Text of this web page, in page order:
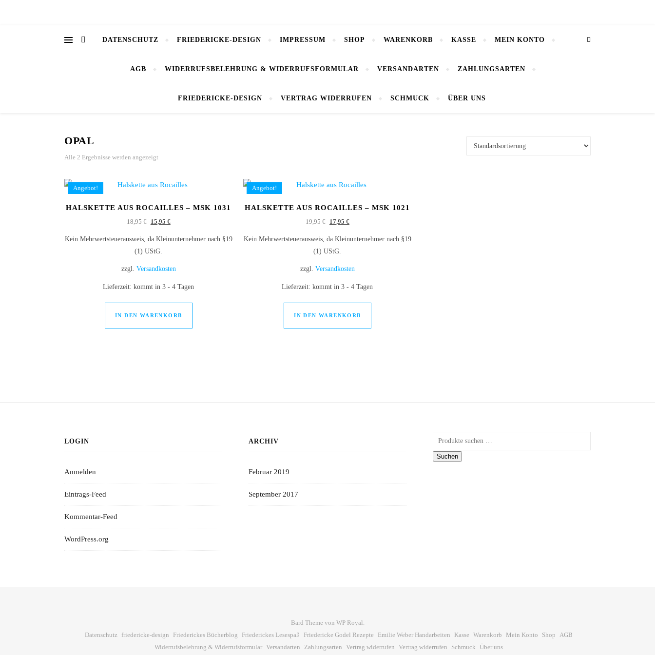
DATENSCHUTZ FRIEDERICKE-DESIGN IMPRESSUM SHOP WARENKORB KASSE MEIN KONTO
AGB WIDERRUFSBELEHRUNG & WIDERRUFSFORMULAR VERSANDARTEN ZAHLUNGSARTEN
FRIEDERICKE-DESIGN VERTRAG WIDERRUFEN SCHMUCK ÜBER UNS
OPAL
Alle 2 Ergebnisse werden angezeigt
Angebot!
HALSKETTE AUS ROCAILLES – MSK 1031
18,95€ Ursprünglicher Preis war: 18,95 €
15,95 €Aktueller Preis ist: 15,95 €.
Kein Mehrwertsteuerausweis, da Kleinunternehmer nach §19
(1) UStG.
zzgl. Versandkosten
Lieferzeit:kommt in 3 - 4 Tagen
IN DEN WARENKORB
Angebot!
HALSKETTE AUS ROCAILLES – MSK 1021
19,95€ Ursprünglicher Preis war: 19,95 €
17,95 €Aktueller Preis ist: 17,95 €.
Kein Mehrwertsteuerausweis, da Kleinunternehmer nach §19
(1) UStG.
zzgl. Versandkosten
Lieferzeit:kommt in 3 - 4 Tagen
IN DEN WARENKORB
LOGIN
Anmelden
Eintrags-Feed
Kommentar-Feed
WordPress.org
ARCHIV
Februar 2019
September 2017
Suchen nach:
Suchen
Bard Theme von WP Royal.
Datenschutz friedericke-design Friederickes Bücherblog Friederickes Lesespaß Friedericke Godel Rezepte Emilie Weber Handarbeiten Kasse Warenkorb Mein Konto Shop AGB
Widerrufsbelehrung & Widerrufsformular Versandarten Zahlungsarten Vertrag widerrufen Vertrag widerrufen Schmuck Über uns